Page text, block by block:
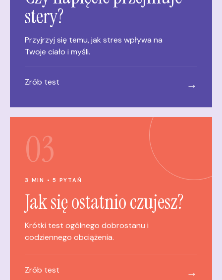
stery?
Przyjrzyj się temu, jak stres wpływa na
Twoje ciało i myśli.
Zrób test →
03
3 MIN • 5 PYTAŃ
Jak się ostatnio czujesz?
Krótki test ogólnego dobrostanu i
codziennego obciążenia.
Zrób test →